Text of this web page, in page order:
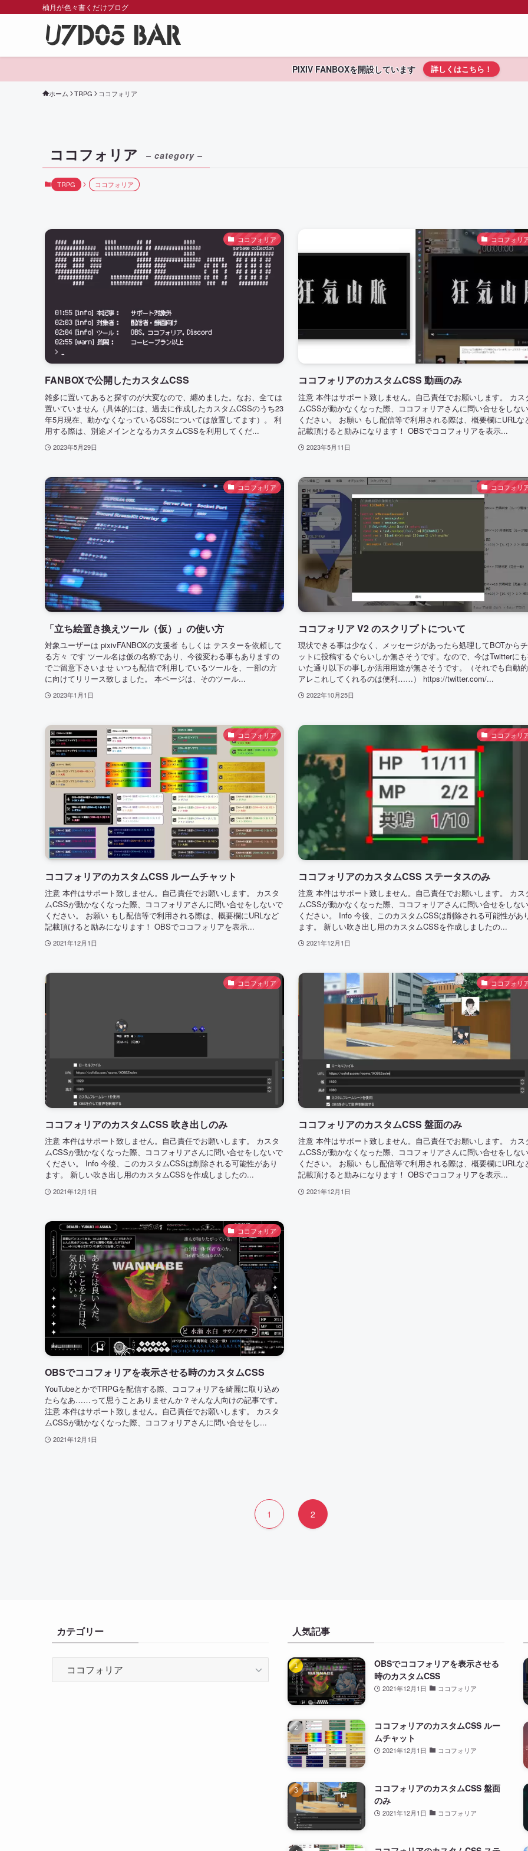
柚月が色々書くだけブログ
U7D05 BAR
PIXIV FANBOXを開設しています 詳しくはこちら！
ホーム TRPG ココフォリア
ココフォリア – category –
TRPG ココフォリア
ココフォリア
FANBOXで公開したカスタムCSS
雑多に置いてあると探すのが大変なので、纏めました。なお、全ては
置いていません（具体的には、過去に作成したカスタムCSSのうち23
年5月現在、動かなくなっているCSSについては放置してます）。 利
用する際は、別途メインとなるカスタムCSSを利用してくだ...
2023年5月29日
ココフォリ
ココフォリアのカスタムCSS 動画のみ
注意 本件はサポート致しません。自己責任でお願いします。 カス
ムCSSが動かなくなった際、ココフォリアさんに問い合せをしな
ください。 お願い もし配信等で利用される際は、概要欄にURLな
記載頂けると励みになります！ OBSでココフォリアを表示...
2023年5月11日
ココフォリア
「立ち絵置き換えツール（仮）」の使い方
対象ユーザーは pixivFANBOXの支援者 もしくは テスターを依頼して
る方々 です ツール名は仮の名称であり、今後変わる事もありますの
でご留意下さいませ いつも配信で利用しているツールを、一部の方
に向けてリリース致しました。 本ページは、そのツール...
2023年1月1日
ココフォリ
ココフォリア V2 のスクリプトについて
現状できる事は少なく、メッセージがあったら処理してBOTから
ットに投稿するぐらいしか無さそうです。なので、今はTwitterに
いた通り以下の事しか活用用途が無さそうです。（それでも自動
アレこれしてくれるのは便利……） https://twitter.com/...
2022年10月25日
ココフォリア
ココフォリアのカスタムCSS ルームチャット
注意 本件はサポート致しません。自己責任でお願いします。 カスタ
ムCSSが動かなくなった際、ココフォリアさんに問い合せをしないで
ください。 お願い もし配信等で利用される際は、概要欄にURLなど
記載頂けると励みになります！ OBSでココフォリアを表示...
2021年12月1日
ココフォリ
ココフォリアのカスタムCSS ステータスのみ
注意 本件はサポート致しません。自己責任でお願いします。 カス
ムCSSが動かなくなった際、ココフォリアさんに問い合せをしな
ください。 Info 今後、このカスタムCSSは削除される可能性があ
ます。 新しい吹き出し用のカスタムCSSを作成しましたの...
2021年12月1日
ココフォリア
ココフォリアのカスタムCSS 吹き出しのみ
注意 本件はサポート致しません。自己責任でお願いします。 カスタ
ムCSSが動かなくなった際、ココフォリアさんに問い合せをしないで
ください。 Info 今後、このカスタムCSSは削除される可能性があり
ます。 新しい吹き出し用のカスタムCSSを作成しましたの...
2021年12月1日
ココフォリ
ココフォリアのカスタムCSS 盤面のみ
注意 本件はサポート致しません。自己責任でお願いします。 カス
ムCSSが動かなくなった際、ココフォリアさんに問い合せをしな
ください。 お願い もし配信等で利用される際は、概要欄にURLな
記載頂けると励みになります！ OBSでココフォリアを表示...
2021年12月1日
ココフォリア
OBSでココフォリアを表示させる時のカスタムCSS
YouTubeとかでTRPGを配信する際、ココフォリアを綺麗に取り込め
たらなあ……って思うことありませんか？そんな人向けの記事です。
注意 本件はサポート致しません。自己責任でお願いします。 カスタ
ムCSSが動かなくなった際、ココフォリアさんに問い合せをし...
2021年12月1日
1 2
カテゴリー 人気記事
OBSでココフォリアを表示させる
時のカスタムCSS
2021年12月1日 ココフォリア
ココフォリアのカスタムCSS ルー
ムチャット
2021年12月1日 ココフォリア
ココフォリアのカスタムCSS 盤面
のみ
2021年12月1日 ココフォリア